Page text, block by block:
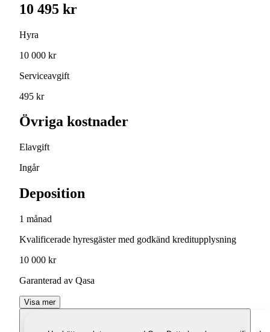
10 495 kr
Hyra
10 000 kr
Serviceavgift
495 kr
Övriga kostnader
Elavgift
Ingår
Deposition
1 månad
Kvalificerade hyresgäster med godkänd kreditupplysning
10 000 kr
Garanterad av Qasa
Visa mer